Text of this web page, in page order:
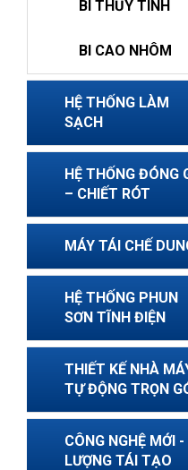
BI THỦY TINH
BI CAO NHÔM
HỆ THỐNG LÀM
SẠCH
HỆ THỐNG ĐÓNG
– CHIẾT RÓT
MÁY TÁI CHẾ
HỆ THỐNG PHUN
SƠN TĨNH ĐIỆN
THIẾT KẾ NHÀ
TỰ ĐỘNG TRỌN
CÔNG NGHỆ MỚI
LƯỢNG TÁI TẠO